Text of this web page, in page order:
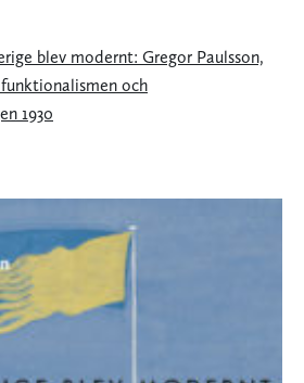
blev modernt: Gregor Paulsson,
och
1930